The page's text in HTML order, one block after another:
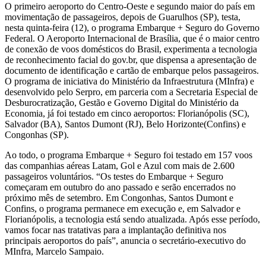
O primeiro aeroporto do Centro-Oeste e segundo maior do país em
movimentação de passageiros, depois de Guarulhos (SP), testa,
nesta quinta-feira (12), o programa Embarque + Seguro do Governo
Federal. O Aeroporto Internacional de Brasília, que é o maior centro
de conexão de voos domésticos do Brasil, experimenta a tecnologia
de reconhecimento facial do gov.br, que dispensa a apresentação de
documento de identificação e cartão de embarque pelos passageiros.
O programa de iniciativa do Ministério da Infraestrutura (MInfra) e
desenvolvido pelo Serpro, em parceria com a Secretaria Especial de
Desburocratização, Gestão e Governo Digital do Ministério da
Economia, já foi testado em cinco aeroportos: Florianópolis (SC),
Salvador (BA), Santos Dumont (RJ), Belo Horizonte(Confins) e
Congonhas (SP).
Ao todo, o programa Embarque + Seguro foi testado em 157 voos
das companhias aéreas Latam, Gol e Azul com mais de 2.600
passageiros voluntários. “Os testes do Embarque + Seguro
começaram em outubro do ano passado e serão encerrados no
próximo mês de setembro. Em Congonhas, Santos Dumont e
Confins, o programa permanece em execução e, em Salvador e
Florianópolis, a tecnologia está sendo atualizada. Após esse período,
vamos focar nas tratativas para a implantação definitiva nos
principais aeroportos do país”, anuncia o secretário-executivo do
MInfra, Marcelo Sampaio.